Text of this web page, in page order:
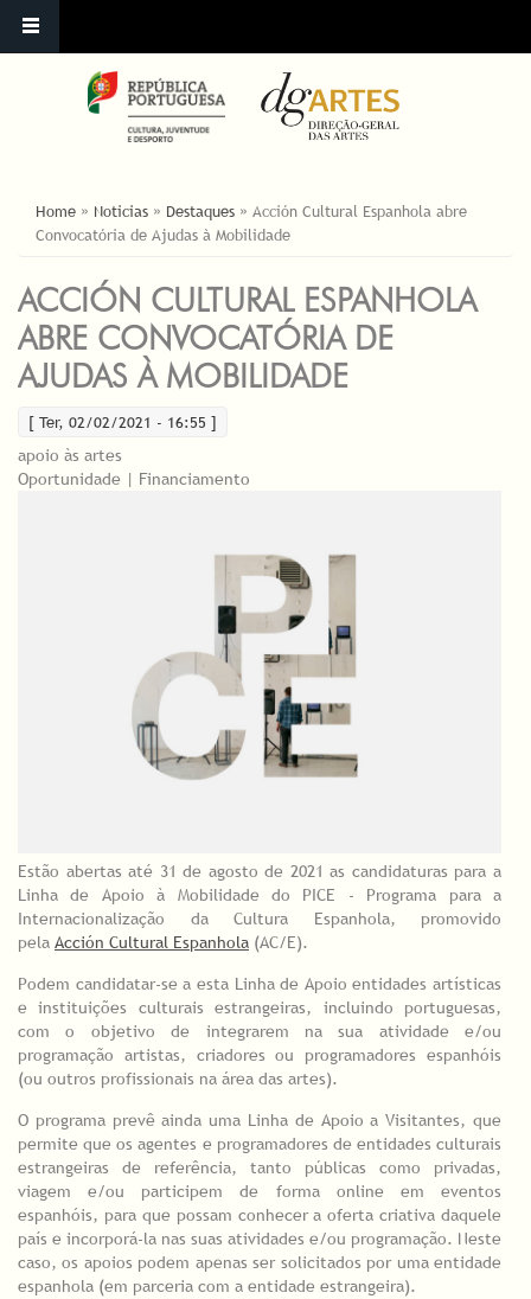
ESTÁ AQUI
Home » Noticias » Destaques » Acción Cultural Espanhola abre
Convocatória de Ajudas à Mobilidade
ACCIÓN CULTURAL ESPANHOLA
ABRE CONVOCATÓRIA DE
AJUDAS À MOBILIDADE
[ Ter, 02/02/2021 - 16:55 ]
apoio às artes
Oportunidade | Financiamento
Estão abertas até 31 de agosto de 2021 as candidaturas para a
Linha de Apoio à Mobilidade do PICE - Programa para a
Internacionalização da Cultura Espanhola, promovido
pela Acción Cultural Espanhola (AC/E).
Podem candidatar-se a esta Linha de Apoio entidades artísticas
e instituições culturais estrangeiras, incluindo portuguesas,
com o objetivo de integrarem na sua atividade e/ou
programação artistas, criadores ou programadores espanhóis
(ou outros profissionais na área das artes).
O programa prevê ainda uma Linha de Apoio a Visitantes, que
permite que os agentes e programadores de entidades culturais
estrangeiras de referência, tanto públicas como privadas,
viagem e/ou participem de forma online em eventos
espanhóis, para que possam conhecer a oferta criativa daquele
país e incorporá-la nas suas atividades e/ou programação. Neste
caso, os apoios podem apenas ser solicitados por uma entidade
espanhola (em parceria com a entidade estrangeira).